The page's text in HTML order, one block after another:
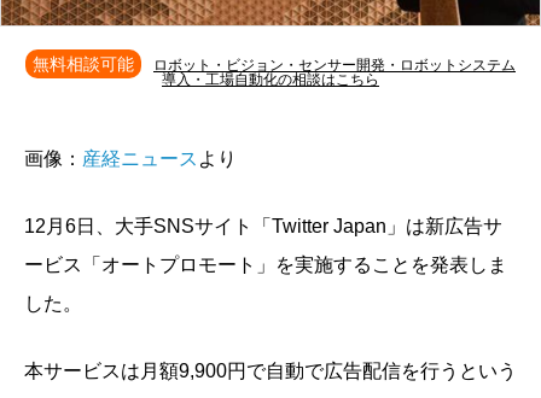
無料相談可能
ロボット・ビジョン・センサー開発・ロボットシステム
導入・工場自動化の相談はこちら
画像： 産経ニュース より
12月6日、大手SNSサイト「Twitter Japan」は新広告サ
ービス「オートプロモート」を実施することを発表しま
した。
本サービスは月額9,900円で自動で広告配信を行うという